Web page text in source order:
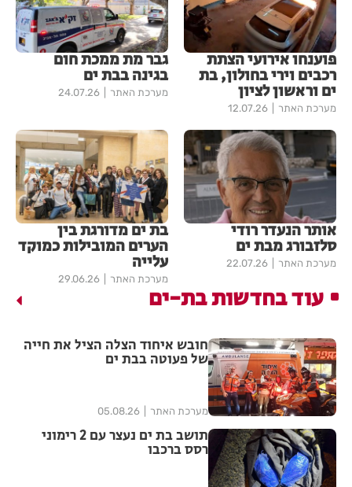
פוענחו אירועי הצתת
רכבים וירי בחולון, בת
ים וראשון לציון
מערכת האתר 12.07.26
גבר מת ממכת חום
בגינה בבת ים
מערכת האתר 24.07.26
אותר הנעדר רודי
סלזבורג מבת ים
מערכת האתר 22.07.26
בת ים מדורגת בין
הערים המובילות כמוקד
עלייה
מערכת האתר 29.06.26
עוד בחדשות בת-ים
חובש איחוד הצלה הציל את חייה
של פעוטה בבת ים
מערכת האתר 05.08.26
תושב בת ים נעצר עם 2 רימוני
רסס ברכבו